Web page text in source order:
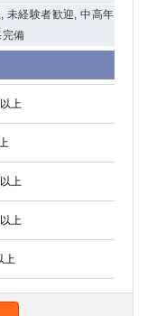
未経験者歓迎, 中高年
備
上
上
上
上